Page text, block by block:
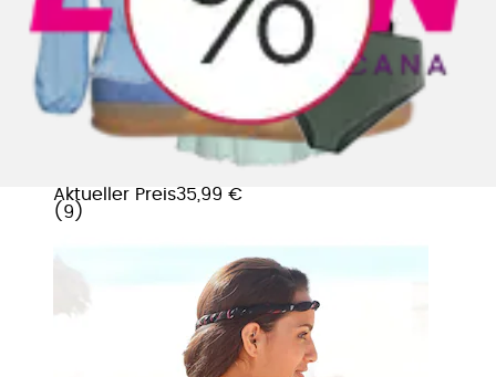
+
Strandtop mit Häkelspitze und
Wasserfallausschnitt vorne
Aktueller Preis35,99 €
( 9 )